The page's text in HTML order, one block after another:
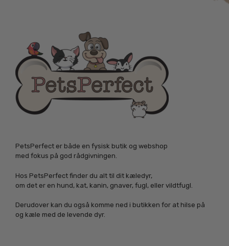
PetsPerfect er både en fysisk butik og webshop
med fokus på god rådgivningen.
Hos PetsPerfect finder du alt til dit kæledyr,
om det er en hund, kat, kanin, gnaver, fugl, eller vildtfugl.
Derudover kan du også komme ned i butikken for at hilse på
og kæle med de levende dyr.